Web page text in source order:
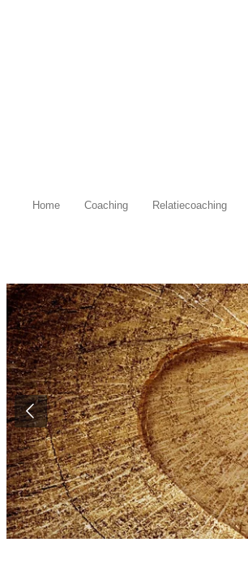
Home Coaching Relatiecoaching